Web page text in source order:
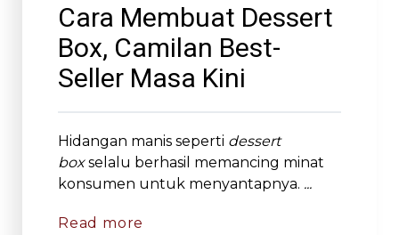
Cara Membuat Dessert
Box, Camilan Best-
Seller Masa Kini
Hidangan manis seperti dessert
boxselalu berhasil memancing minat
konsumen untuk menyantapnya. ...
Read more